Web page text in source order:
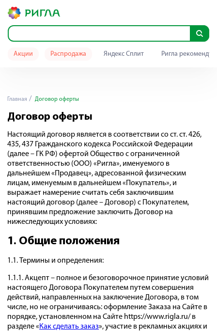
Акции Распродажа Яндекс Сплит Ригла
Главная Договор оферты
Договор оферты
Настоящий договор является в соответствии со ст. ст. 426,
435, 437 Гражданского кодекса Российской Федерации
(далее – ГК РФ) офертой Общество с ограниченной
ответственностью (ООО) «Ригла», именуемого в
дальнейшем «Продавец», адресованной физическим
лицам, именуемым в дальнейшем «Покупатель», и
выражает намерение считать себя заключившим
настоящий договор (далее – Договор) с Покупателем,
принявшим предложение заключить Договор на
нижеследующих условиях:
1. Общие положения
1.1. Термины и определения:
1.1.1. Акцепт – полное и безоговорочное принятие условий
настоящего Договора Покупателем путем совершения
действий, направленных на заключение Договора, в том
числе, но не ограничиваясь: оформление Заказа на Сайте в
порядке, установленном на Сайте https://www.rigla.ru/ в
разделе «Как сделать заказ», участие в рекламных акциях и